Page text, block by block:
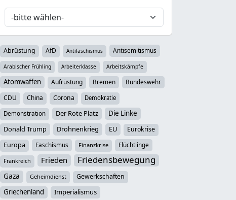
Abrüstung AfD Antifaschismus Antisemitismus
Arabischer Frühling Arbeiterklasse Arbeitskämpfe
Atomwaffen Aufrüstung Bremen Bundeswehr
CDU China Corona Demokratie
Demonstration Der Rote Platz
Die Linke
Donald Trump
Drohnenkrieg EU
Eurokrise
Europa
Faschismus Finanzkrise Flüchtlinge
Frankreich Frieden Friedensbewegung
Gaza Geheimdienst Gewerkschaften
Griechenland Imperialismus